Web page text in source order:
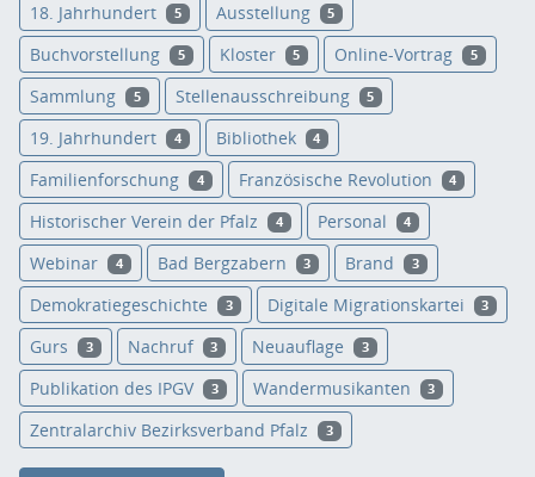
18. Jahrhundert 5 Ausstellung 5
Buchvorstellung 5 Kloster 5 Online-Vortrag 5
Sammlung 5 Stellenausschreibung 5
19. Jahrhundert 4 Bibliothek 4
Familienforschung 4 Französische Revolution 4
Historischer Verein der Pfalz 4 Personal 4
Webinar 4 Bad Bergzabern 3 Brand 3
Demokratiegeschichte 3 Digitale Migrationskartei 3
Gurs 3 Nachruf 3 Neuauflage 3
Publikation des IPGV 3 Wandermusikanten 3
Zentralarchiv Bezirksverband Pfalz 3